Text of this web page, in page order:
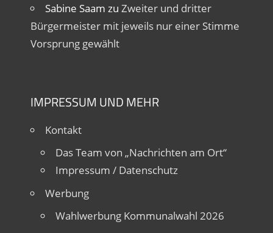
Sabine Saam zu Zweiter und dritter
Bürgermeister mit jeweils nur einer Stimme
Vorsprung gewählt
IMPRESSUM UND MEHR
Kontakt
Das Team von „Nachrichten am Ort“
Impressum / Datenschutz
Werbung
Wahlwerbung Kommunalwahl 2026